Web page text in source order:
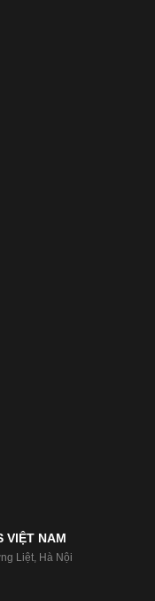
VIỆT NAM
Liệt, Hà Nội